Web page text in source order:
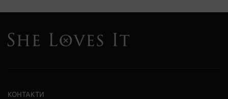
КОНТАКТИ